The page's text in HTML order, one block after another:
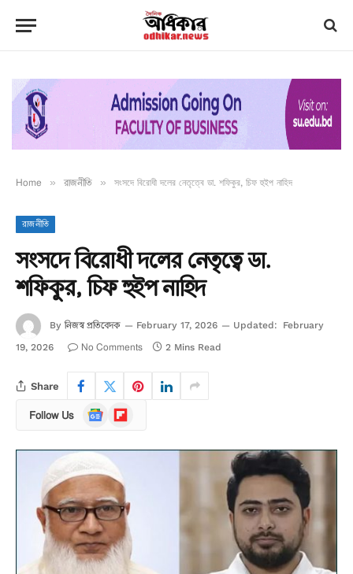
Home » রাজনীতি » সংসদে বিরোধী দলের নেতৃত্বে ডা. শফিকুর, চিফ হুইপ নাহিদ
রাজনীতি
সংসদে বিরোধী দলের নেতৃত্বে ডা.
শফিকুর, চিফ হুইপ নাহিদ
By নিজস্ব প্রতিবেদক February 17, 2026 Updated:
February
19, 2026
No Comments 2 Mins Read
Share
Follow Us
Google
News
Flipboard